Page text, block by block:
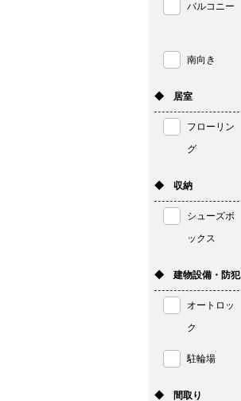
バルコニー
南向き
◆ 居室
フローリン
グ
◆ 収納
シューズボ
ックス
◆ 建物設備・防犯
オートロッ
ク
駐輪場
◆ 間取り